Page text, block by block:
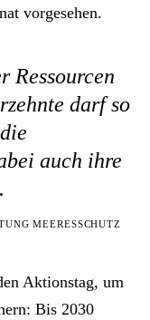
vorgesehen.
Ressourcen
darf so
auch ihre
MEERESSCHUTZ
Aktionstag, um
Bis 2030